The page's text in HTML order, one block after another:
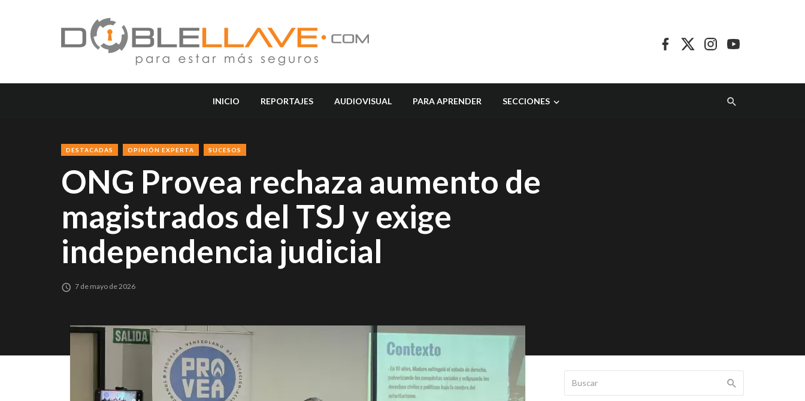
INICIO REPORTAJES AUDIOVISUAL PARA APRENDER SECCIONES
DESTACADAS OPINIÓN EXPERTA SUCESOS
ONG Provea rechaza aumento de
magistrados del TSJ y exige
independencia judicial
7 de mayo de 2026